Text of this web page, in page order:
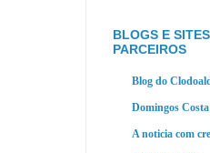
BLOGS E SITES
PARCEIROS
Blog do
Domingos Costa
A noticia com